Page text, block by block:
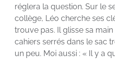
réglera la question. Sur le
collège, Léo cherche ses
trouve pas. Il glisse sa
cahiers serrés dans le sac
un peu. Moi aussi : « Il y a